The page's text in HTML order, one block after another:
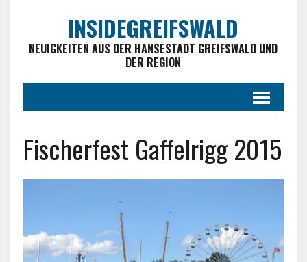
INSIDEGREIFSWALD
NEUIGKEITEN AUS DER HANSESTADT GREIFSWALD UND
DER REGION
Fischerfest Gaffelrigg 2015